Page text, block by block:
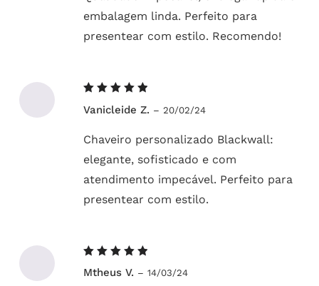
embalagem linda. Perfeito para
presentear com estilo. Recomendo!
5de 5
Vanicleide Z. – 20/02/24
Chaveiro personalizado Blackwall:
elegante, sofisticado e com
atendimento impecável. Perfeito para
presentear com estilo.
5de 5
Mtheus V. – 14/03/24